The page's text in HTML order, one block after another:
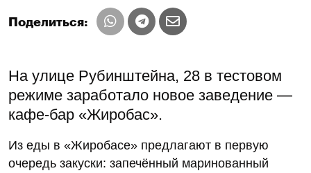
Поделиться:
На улице Рубинштейна, 28 в тестовом
режиме заработало новое заведение —
кафе-бар «Жиробас».
Из еды в «Жиробасе» предлагают в первую
очередь закуски: запечённый маринованный